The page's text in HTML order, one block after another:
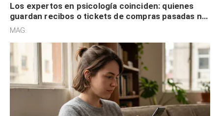
Los expertos en psicología coinciden: quienes
guardan recibos o tickets de compras pasadas no
son acumuladores, sino que tienen necesidad de
MAG.